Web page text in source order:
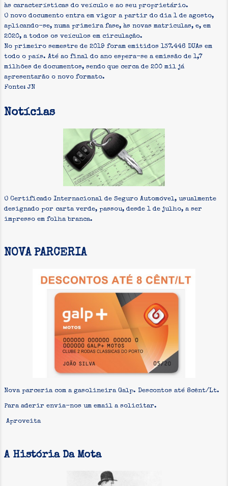
às características do veículo e ao seu proprietário.
O novo documento entra em vigor a partir do dia 1 de agosto,
aplicando-se, numa primeira fase, às novas matriculas, e, em
2020, a todos os veículos em circulação.
No primeiro semestre de 2019 foram emitidos 137.446 DUAs em
todo o país. Até ao final do ano espera-se a emissão de 1,7
milhões de documentos, sendo que cerca de 200 mil já
apresentarão o novo formato.
Fonte: JN
Notícias
O Certificado Internacional de Seguro Automóvel, usualmente
designado por carta verde, passou, desde 1 de julho, a ser
impresso em folha branca.
NOVA PARCERIA
Nova parceria com a gasolineira Galp. Descontos até 8cênt/Lt.
Para aderir envia-nos um email a solicitar.
Aproveita
A História Da Mota